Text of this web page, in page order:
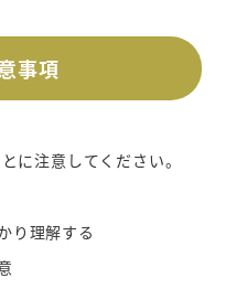
事項
に注意してください。
り理解する